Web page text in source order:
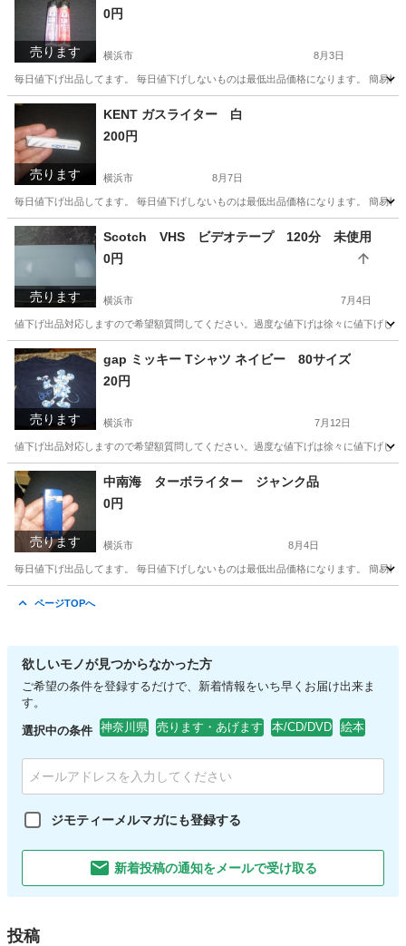
売ります
0円
横浜市 8月3日
毎日値下げ出品してます。 毎日値下げしないものは最低出品価格になります。 簡易
神奈川 横浜市 その他
売ります
KENT ガスライター 白
200円
横浜市 8月7日
毎日値下げ出品してます。 毎日値下げしないものは最低出品価格になります。 簡易
神奈川 横浜市
売ります
Scotch VHS ビデオテープ 120分 未使用
0円
横浜市 7月4日
値下げ出品対応しますので希望額質問してください。過度な値下げは徐々に値下げし
神奈川 横浜市
売ります
gap ミッキー Tシャツ ネイビー 80サイズ
20円
横浜市 7月12日
値下げ出品対応しますので希望額質問してください。過度な値下げは徐々に値下げし
神奈川 横浜市 ベビー用品
売ります
中南海 ターボライター ジャンク品
0円
横浜市 8月4日
毎日値下げ出品してます。 毎日値下げしないものは最低出品価格になります。 簡易
ページTOPへ
欲しいモノが見つからなかった方
ご希望の条件を登録するだけで、新着情報をいち早くお届け出来ま
す。
選択中の条件 神奈川県 売ります・あげます 本/CD/DVD 絵本
ジモティーメルマガにも登録する
新着投稿の通知をメールで受け取る
投稿